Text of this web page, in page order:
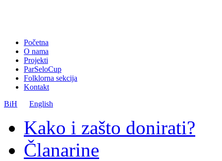
Početna
O nama
Projekti
ParSeloCup
Folklorna sekcija
Kontakt
BiH
English
Kako i zašto donirati?
Članarine